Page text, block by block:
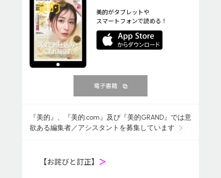
美的がタブレットや
スマートフォンで読める！
電子書籍
『美的』、『美的.com』及び『美的GRAND』では意
欲ある編集者／アシスタントを募集しています
【お詫びと訂正】 ＞